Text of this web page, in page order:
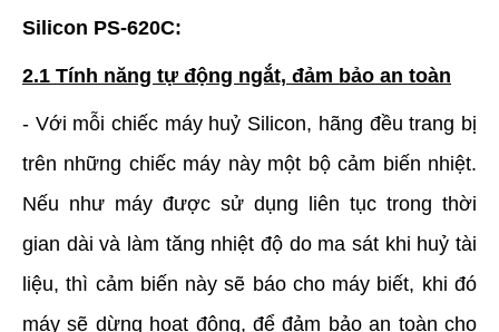
Silicon PS-620C:
2.1 Tính năng tự động ngắt, đảm bảo an toàn
- Với mỗi chiếc máy huỷ Silicon, hãng đều trang bị
trên những chiếc máy này một bộ cảm biến nhiệt.
Nếu như máy được sử dụng liên tục trong thời
gian dài và làm tăng nhiệt độ do ma sát khi huỷ tài
liệu, thì cảm biến này sẽ báo cho máy biết, khi đó
máy sẽ dừng hoạt động, để đảm bảo an toàn cho